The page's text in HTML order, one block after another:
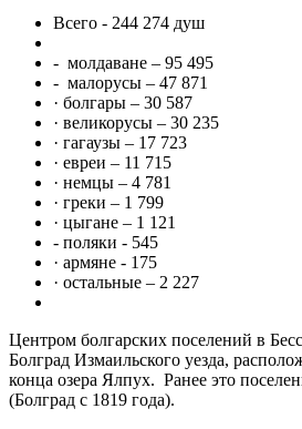
Всего - 244 274 душ
- молдаване – 95 495
- малорусы – 47 871
· болгары – 30 587
· великорусы – 30 235
· гагаузы – 17 723
· евреи – 11 715
· немцы – 4 781
· греки – 1 799
· цыгане – 1 121
- поляки - 545
· армяне - 175
· остальные – 2 227
Центром болгарских поселений в
Болград Измаильского уезда,
конца озера Ялпух. Ранее это
(Болград с 1819 года).